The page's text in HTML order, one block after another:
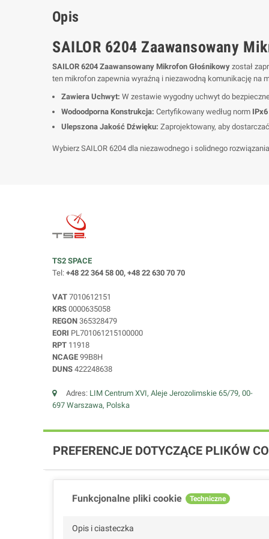
Opis
SAILOR 6204 Zaawansowany
SAILOR 6204 Zaawansowany Mikrofon Głośnikowy został
ten mikrofon zapewnia wyraźną i niezawodną komunikację na
Zawiera Uchwyt: W zestawie wygodny uchwyt do
Wodoodporna Konstrukcja: Certyfikowany według norm IPx6
Ulepszona Jakość Dźwięku: Zaprojektowany, aby
Wybierz SAILOR 6204 dla niezawodnego i solidnego
TS2 SPACE
Tel: +48 22 364 58 00, +48 22 630 70 70
VAT 7010612151
KRS 0000635058
REGON 365328479
EORI PL701061215100000
RPT 11918
NCAGE 99B8H
DUNS 422248638
Adres: LIM Centrum XVI, Aleje Jerozolimskie 65/79, 00-
697 Warszawa, Polska
PREFERENCJE DOTYCZĄCE PLIKÓW
Funkcjonalne pliki cookie Techniczne
Opis i ciasteczka